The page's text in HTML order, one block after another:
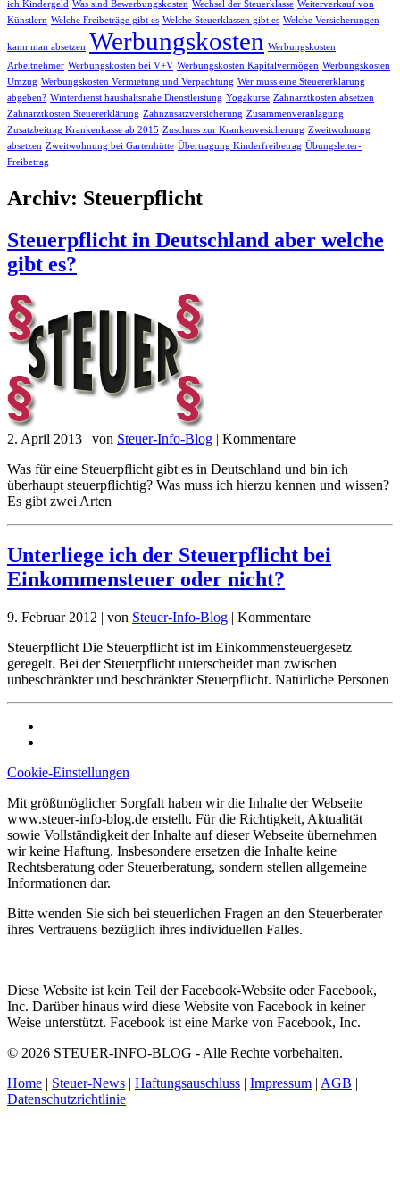
ich Kindergeld Was sind Bewerbungskosten Wechsel der Steuerklasse Weiterverkauf von
Künstlern Welche Freibeträge gibt es Welche Steuerklassen gibt es Welche Versicherungen
kann man absetzen Werbungskosten Werbungskosten
Arbeitnehmer Werbungskosten bei V+V Werbungskosten Kapitalvermögen Werbungskosten
Umzug Werbungskosten Vermietung und Verpachtung Wer muss eine Steuererklärung
abgeben? Winterdienst haushaltsnahe Dienstleistung Yogakurse Zahnarztkosten absetzen
Zahnarztkosten Steuererklärung Zahnzusatzversicherung Zusammenveranlagung
Zusatzbeitrag Krankenkasse ab 2015 Zuschuss zur Krankenvesicherung Zweitwohnung
absetzen Zweitwohnung bei Gartenhütte Übertragung Kinderfreibetrag Übungsleiter-
Freibetrag
Archiv: Steuerpflicht
Steuerpflicht in Deutschland aber welche
gibt es?
2. April 2013 | von Steuer-Info-Blog | Kommentare
Was für eine Steuerpflicht gibt es in Deutschland und bin ich
überhaupt steuerpflichtig? Was muss ich hierzu kennen und wissen?
Es gibt zwei Arten
Unterliege ich der Steuerpflicht bei
Einkommensteuer oder nicht?
9. Februar 2012 | von Steuer-Info-Blog | Kommentare
Steuerpflicht Die Steuerpflicht ist im Einkommensteuergesetz
geregelt. Bei der Steuerpflicht unterscheidet man zwischen
unbeschränkter und beschränkter Steuerpflicht. Natürliche Personen
Cookie-Einstellungen
Mit größtmöglicher Sorgfalt haben wir die Inhalte der Webseite
www.steuer-info-blog.de erstellt. Für die Richtigkeit, Aktualität
sowie Vollständigkeit der Inhalte auf dieser Webseite übernehmen
wir keine Haftung. Insbesondere ersetzen die Inhalte keine
Rechtsberatung oder Steuerberatung, sondern stellen allgemeine
Informationen dar.
Bitte wenden Sie sich bei steuerlichen Fragen an den Steuerberater
ihres Vertrauens bezüglich ihres individuellen Falles.
Diese Website ist kein Teil der Facebook-Website oder Facebook,
Inc. Darüber hinaus wird diese Website von Facebook in keiner
Weise unterstützt. Facebook ist eine Marke von Facebook, Inc.
© 2026 STEUER-INFO-BLOG - Alle Rechte vorbehalten.
Home | Steuer-News | Haftungsauschluss | Impressum | AGB |
Datenschutzrichtlinie